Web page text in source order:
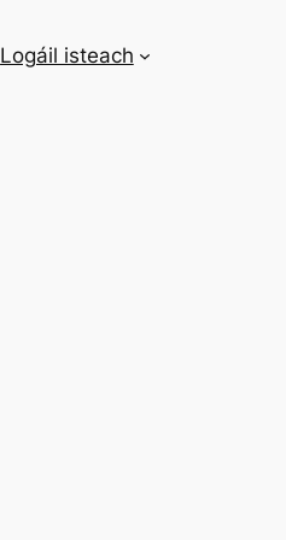
Logáil isteach